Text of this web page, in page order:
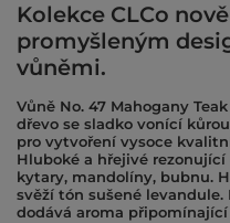
Kolekce CLCo
promyšleným
vůněmi.
Vůně No. 47 Mahogany
dřevo se sladko vonící
pro vytvoření vysoce
Hluboké a hřejivé
kytary, mandolíny, bubnu.
svěží tón sušené
dodává aroma